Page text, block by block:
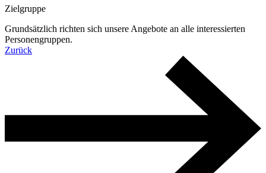
Zielgruppe
Grundsätzlich richten sich unsere Angebote an alle interessierten
Personengruppen.
Zurück